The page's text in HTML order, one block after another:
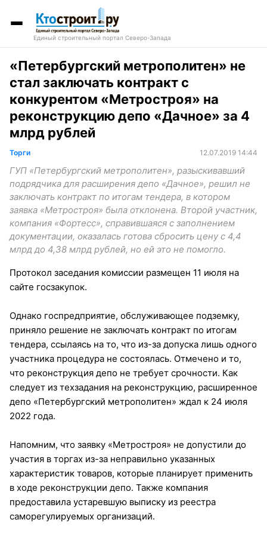
Единый строительный портал Северо-Запада
«Петербургский метрополитен» не
стал заключать контракт с
конкурентом «Метростроя» на
реконструкцию депо «Дачное» за 4
млрд рублей
Торги 12.07.2019 14:44
ГУП «Петербургский метрополитен», разыскивавший
подрядчика для расширения депо «Дачное», решил не
заключать контракт по итогам тендера, в котором
заявка «Метростроя» была отклонена. Второй участник,
компания «Фортесс», справившаяся с заполнением
документации, оказалась готова сбросить цену с 4,4
млрд до 4,38 млрд рублей, но ей это не помогло.
Протокол заседания комиссии размещен 11 июля на
сайте госзакупок.
Однако госпредприятие, обслуживающее подземку,
приняло решение не заключать контракт по итогам
тендера, ссылаясь на то, что из-за допуска лишь одного
участника процедура не состоялась. Отмечено и то,
что реконструкция депо не требует срочности. Как
следует из техзадания на реконструкцию, расширенное
депо «Петербургский метрополитен» ждал к 24 июля
2022 года.
Напомним, что заявку «Метростроя» не допустили до
участия в торгах из-за неправильно указанных
характеристик товаров, которые планирует применить
в ходе реконструкции депо. Также компания
предоставила устаревшую выписку из реестра
саморегулируемых организаций.